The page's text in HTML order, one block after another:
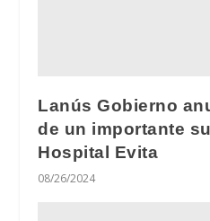
Lanús Gobierno
de un importante
Hospital Evita
08/26/2024